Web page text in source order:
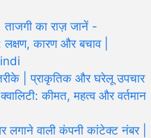
का राज़ जानें -
लक्षण, कारण और बचाव |
| प्राकृतिक और घरेलू उपचार
कीमत, महत्व और वर्तमान
लगाने वाली कंपनी कांटेक्ट नंबर |